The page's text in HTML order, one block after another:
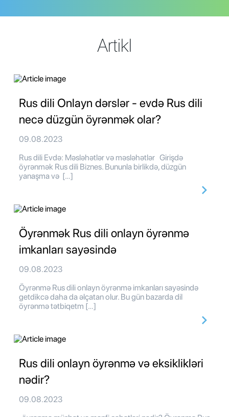
Artikl
Rus dili Onlayn dərslər - evdə Rus dili
necə düzgün öyrənmək olar?
09.08.2023
Rus dili Evdə: Məsləhətlər və məsləhətlər Girişdə
öyrənmək Rus dili Biznes. Bununla birlikdə, düzgün
yanaşma və […]
Öyrənmək Rus dili onlayn öyrənmə
imkanları sayəsində
09.08.2023
Öyrənmə Rus dili onlayn öyrənmə imkanları sayəsində
getdikcə daha da əlçatan olur. Bu gün bazarda dil
öyrənmə tətbiqetm […]
Rus dili onlayn öyrənmə və eksiklikləri
nədir?
09.08.2023